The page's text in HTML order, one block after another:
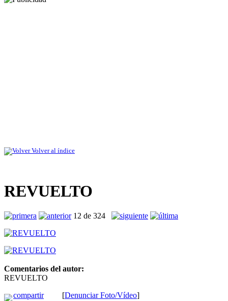
Volver al índice
REVUELTO
12 de 324
Comentarios del autor:
REVUELTO
compartir[Denunciar Foto/Vídeo]